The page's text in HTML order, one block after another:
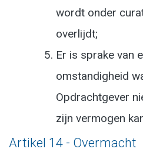
wordt onder
overlijdt;
Er is sprake van
omstandigheid
Opdrachtgever
zijn vermogen
Artikel 14 - Overmacht